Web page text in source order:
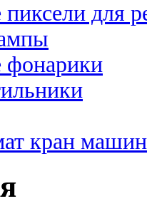
для
фонарики
кран